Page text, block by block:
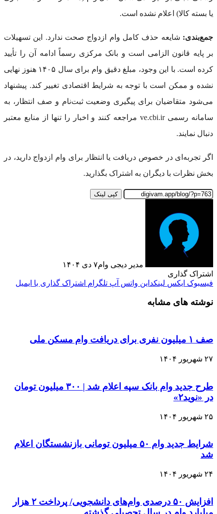
یا بسته کالا) اعلام نشده است.
جمع‌بندی: شایعه حذف کامل وام ازدواج صحت ندارد. این تسهیلات
بر پایه قانون الزامی است و بانک مرکزی رسماً ادامه آن را تأیید
کرده است. با این وجود، مبلغ دقیق وام برای سال ۱۴۰۵ هنوز نهایی
نشده و ممکن است با توجه به شرایط اقتصادی تغییر کند. پیشنهاد
می‌شود متقاضیان برای پیگیری وضعیت ثبت‌نام و صف انتظار، به
سامانه رسمی ve.cbi.ir مراجعه کنند و اخبار را تنها از منابع معتبر
دنبال نمایند.
اگر تجربه‌ای در خصوص دریافت یا انتظار برای وام ازدواج دارید، در
بخش نظرات با دیگران به اشتراک بگذارید.
کپی لینک
مدیر دیجی وام۷ دی ۱۴۰۴
اشتراک گذاری
فیسبوک ایکس لینکداین واتس آپ تلگرام اشتراک گذاری با ایمیل
نوشته های مشابه
صف ۱ میلیون نفری برای دریافت وام مسکن ملی
۲۷ شهریور ۱۴۰۴
طرح جدید وام بانک سپه اعلام شد | ۳۰۰ میلیون تومان
در «نوید۲»
۲۵ شهریور ۱۴۰۴
شرایط جدید وام ۵۰ میلیون تومانی بازنشستگان اعلام
شد
۲۴ شهریور ۱۴۰۴
افزایش ۵۰ درصدی وام‌های دانشجویی/ پرداخت ۲ هزار